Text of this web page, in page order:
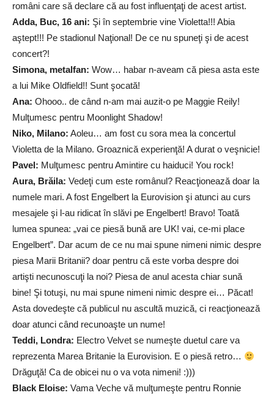
români care să declare că au fost influenţaţi de acest artist.
Adda, Buc, 16 ani: Şi în septembrie vine Violetta!!! Abia
aştept!!! Pe stadionul Naţional! De ce nu spuneţi şi de acest
concert?!
Simona, metalfan: Wow… habar n-aveam că piesa asta este
a lui Mike Oldfield!! Sunt şocată!
Ana: Ohooo.. de când n-am mai auzit-o pe Maggie Reily!
Mulţumesc pentru Moonlight Shadow!
Niko, Milano: Aoleu… am fost cu sora mea la concertul
Violetta de la Milano. Groaznică experienţă! A durat o veşnicie!
Pavel: Mulţumesc pentru Amintire cu haiduci! You rock!
Aura, Brăila: Vedeţi cum este românul? Reacţionează doar la
numele mari. A fost Engelbert la Eurovision şi atunci au curs
mesajele şi l-au ridicat în slăvi pe Engelbert! Bravo! Toată
lumea spunea: „vai ce piesă bună are UK! vai, ce-mi place
Engelbert”. Dar acum de ce nu mai spune nimeni nimic despre
piesa Marii Britanii? doar pentru că este vorba despre doi
artişti necunoscuţi la noi? Piesa de anul acesta chiar sună
bine! Şi totuşi, nu mai spune nimeni nimic despre ei… Păcat!
Asta dovedeşte că publicul nu ascultă muzică, ci reacţionează
doar atunci când recunoaşte un nume!
Teddi, Londra: Electro Velvet se numeşte duetul care va
reprezenta Marea Britanie la Eurovision. E o piesă retro…
Drăguţă! Ca de obicei nu o va vota nimeni! :)))
Black Eloise: Vama Veche vă mulţumeşte pentru Ronnie